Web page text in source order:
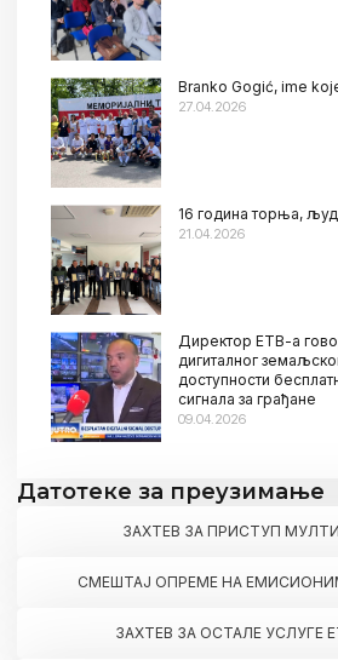
Branko Gogić, ime
27.04.2026
16 година торња,
21.04.2026
Директор ЕТВ-а
дигиталног
доступности
сигнала за грађане
09.04.2026
Датотеке за преузимање
ЗАХТЕВ ЗА ПРИСТУП
СМЕШТАЈ ОПРЕМЕ НА
ЗАХТЕВ ЗА ОСТАЛЕ УСЛУГЕ